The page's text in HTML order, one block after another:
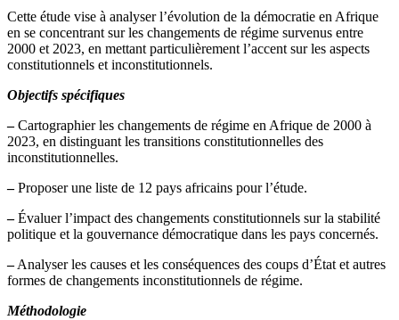
Cette étude vise à analyser l’évolution de la démocratie en Afrique
en se concentrant sur les changements de régime survenus entre
2000 et 2023, en mettant particulièrement l’accent sur les aspects
constitutionnels et inconstitutionnels.
Objectifs spécifiques
–Cartographier les changements de régime en Afrique de 2000 à
2023, en distinguant les transitions constitutionnelles des
inconstitutionnelles.
–Proposer une liste de 12 pays africains pour l’étude.
–Évaluer l’impact des changements constitutionnels sur la stabilité
politique et la gouvernance démocratique dans les pays concernés.
–Analyser les causes et les conséquences des coups d’État et autres
formes de changements inconstitutionnels de régime.
Méthodologie